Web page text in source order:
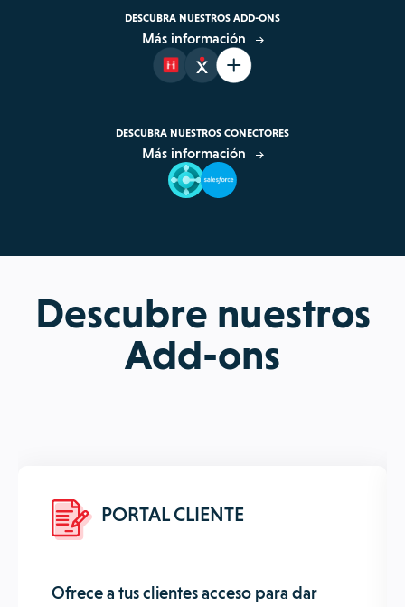
DESCUBRA NUESTROS ADD-ONS
Más información
DESCUBRA NUESTROS CONECTORES
Más información
Descubre nuestros
Add-ons
PORTAL CLIENTE
Ofrece a tus clientes acceso para dar